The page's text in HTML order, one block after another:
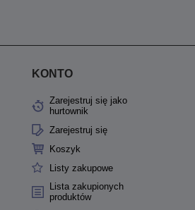
KONTO
Zarejestruj się jako
hurtownik
Zarejestruj się
Koszyk
Listy zakupowe
Lista zakupionych
produktów